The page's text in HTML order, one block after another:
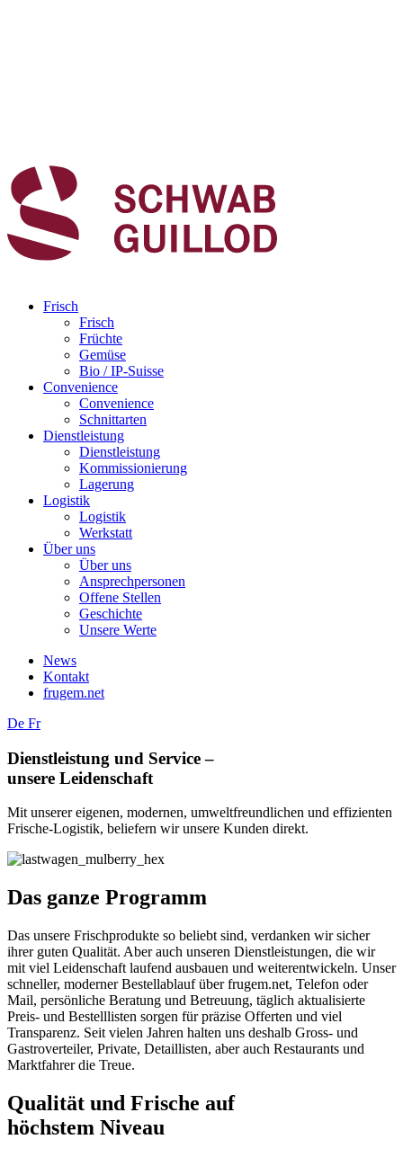
Frisch
Frisch
Früchte
Gemüse
Bio / IP-Suisse
Convenience
Convenience
Schnittarten
Dienstleistung
Dienstleistung
Kommissionierung
Lagerung
Logistik
Logistik
Werkstatt
Über uns
Über uns
Ansprechpersonen
Offene Stellen
Geschichte
Unsere Werte
News
Kontakt
frugem.net
De Fr
Dienstleistung und Service –
unsere Leidenschaft
Mit unserer eigenen, modernen, umweltfreundlichen und effizienten
Frische-Logistik, beliefern wir unsere Kunden direkt.
Das ganze Programm
Das unsere Frischprodukte so beliebt sind, verdanken wir sicher
ihrer guten Qualität. Aber auch unseren Dienstleistungen, die wir
mit viel Leidenschaft laufend ausbauen und weiterentwickeln. Unser
schneller, moderner Bestellablauf über frugem.net, Telefon oder
Mail, persönliche Beratung und Betreuung, täglich aktualisierte
Preis- und Bestelllisten sorgen für präzise Offerten und viel
Transparenz. Seit vielen Jahren halten uns deshalb Gross- und
Gastroverteiler, Private, Detaillisten, aber auch Restaurants und
Marktfahrer die Treue.
Qualität und Frische auf
höchstem Niveau